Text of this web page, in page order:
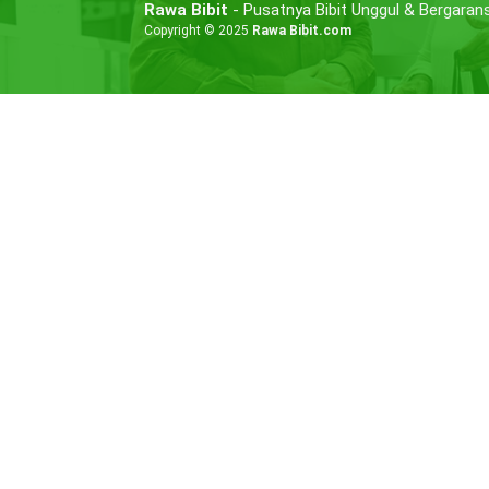
Rawa Bibit - Pusatnya Bibit Unggul &
Copyright © 2025 Rawa Bibit.com